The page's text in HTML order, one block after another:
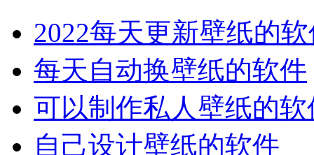
2022每天更新壁纸的
每天自动换壁纸的软件
可以制作私人壁纸的软
自己设计壁纸的软件